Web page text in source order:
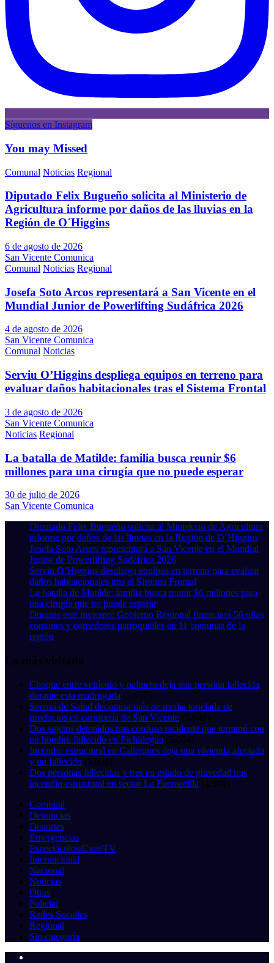
Síguenos en Instagram
You may Missed
Comunal Noticias Regional
Diputado Felix Bugueño solicita al Ministerio de
Agricultura informe por daños de las lluvias en la
Región de O´Higgins
6 de agosto de 2026
San Vicente Comunica
Comunal Noticias Regional
Josefa Soto Arcos representará a San Vicente en el
Mundial Junior de Powerlifting Sudáfrica 2026
4 de agosto de 2026
San Vicente Comunica
Comunal Noticias
Serviu O’Higgins despliega equipos en terreno para
evaluar daños habitacionales tras el Sistema Frontal
3 de agosto de 2026
San Vicente Comunica
Noticias Regional
La batalla de Matilde: familia busca reunir $6
millones para una cirugía que no puede esperar
30 de julio de 2026
San Vicente Comunica
Diputado Felix Bugueño solicita al Ministerio de Agricultura
informe por daños de las lluvias en la Región de O´Higgins
Josefa Soto Arcos representará a San Vicente en el Mundial
Junior de Powerlifting Sudáfrica 2026
Serviu O’Higgins despliega equipos en terreno para evaluar
daños habitacionales tras el Sistema Frontal
La batalla de Matilde: familia busca reunir $6 millones para
una cirugía que no puede esperar
Durante este invierno: Gobierno Regional financiará 56 ollas
comunes y comedores parroquiales en 11 comunas de la
región
Lo más visitado
Choque entre vehículo y palmera deja una persona fallecida
durante esta madrugada (7.697)
Seremi de Salud decomisa más de media tonelada de
productos en carnicería de San Vicente (5.849)
Dos sujetos detenidos tras confuso incidente que terminó con
un hombre fallecido en Pichidegua (5.604)
Incendio estructural en Callejones deja una vivienda afectada
y un fallecido (5.098)
Dos personas fallecidas y tres en estado de gravedad tras
incendio estructural en sector La Fuentecilla (4.564)
Comunal
Denuncias
Deportes
Emergencias
Espectáculos/Cine/TV
Internacional
Nacional
Noticias
Otras
Policial
Redes Sociales
Regional
Sin categoría